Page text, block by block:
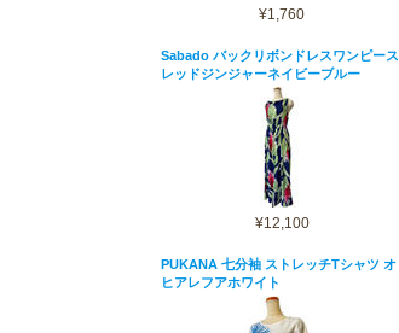
¥1,760
Sabado バックリボンドレスワンピース
レッドジンジャーネイビーブルー
¥12,100
PUKANA 七分袖 ストレッチTシャツ オ
ヒアレフアホワイト